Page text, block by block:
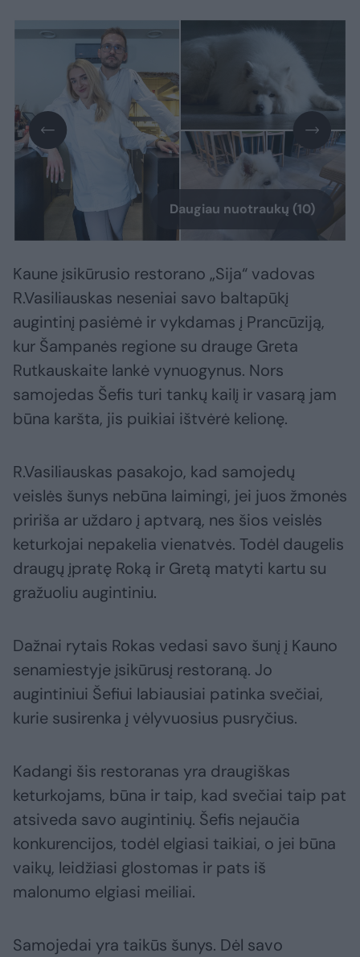
Daugiau nuotraukų (10)
Kaune įsikūrusio restorano „Sija“ vadovas
R.Vasiliauskas neseniai savo baltapūkį
augintinį pasiėmė ir vykdamas į Prancūziją,
kur Šampanės regione su drauge Greta
Rutkauskaite lankė vynuogynus. Nors
samojedas Šefis turi tankų kailį ir vasarą jam
būna karšta, jis puikiai ištvėrė kelionę.
R.Vasiliauskas pasakojo, kad samojedų
veislės šunys nebūna laimingi, jei juos žmonės
pririša ar uždaro į aptvarą, nes šios veislės
keturkojai nepakelia vienatvės. Todėl daugelis
draugų įpratę Roką ir Gretą matyti kartu su
gražuoliu augintiniu.
Dažnai rytais Rokas vedasi savo šunį į Kauno
senamiestyje įsikūrusį restoraną. Jo
augintiniui Šefiui labiausiai patinka svečiai,
kurie susirenka į vėlyvuosius pusryčius.
Kadangi šis restoranas yra draugiškas
keturkojams, būna ir taip, kad svečiai taip pat
atsiveda savo augintinių. Šefis nejaučia
konkurencijos, todėl elgiasi taikiai, o jei būna
vaikų, leidžiasi glostomas ir pats iš
malonumo elgiasi meiliai.
Samojedai yra taikūs šunys. Dėl savo